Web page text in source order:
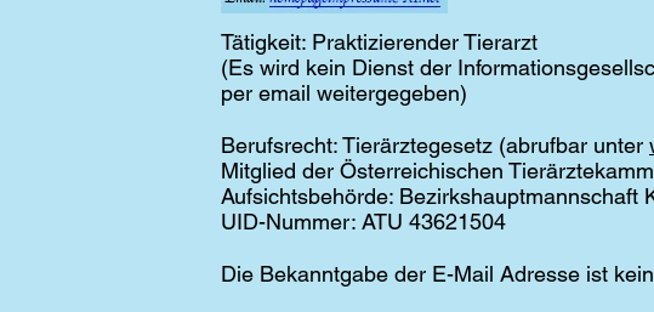
Tätigkeit: Praktizierender Tierarzt
(Es wird kein Dienst der
per email weitergegeben)
Berufsrecht: Tierärztegesetz (abrufbar unter
Mitglied der Österreichischen
Aufsichtsbehörde: Bezirkshauptmannschaft
UID-Nummer: ATU 43621504
Die Bekanntgabe der E-Mail Adresse ist